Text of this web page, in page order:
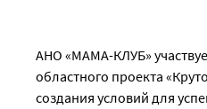
АНО «МАМА-КЛУБ»
областного проекта
создания условий для